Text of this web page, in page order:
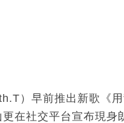
）早前推出新歌《用
在社交平台宣布現身